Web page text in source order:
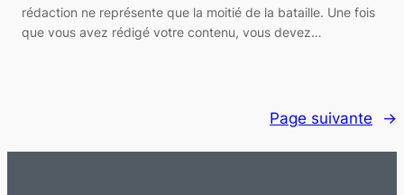
rédaction ne représente que la moitié de la bataille. Une fois
que vous avez rédigé votre contenu, vous devez…
Page suivante →